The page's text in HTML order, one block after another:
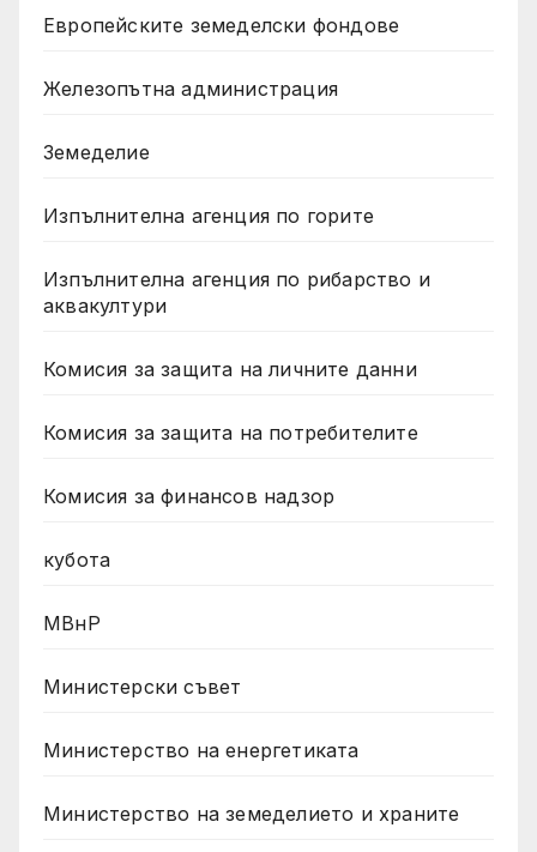
Европейските земеделски фондове
Железопътна администрация
Земеделие
Изпълнителна агенция по горите
Изпълнителна агенция по рибарство и
аквакултури
Комисия за защита на личните данни
Комисия за защита на потребителите
Комисия за финансов надзор
кубота
МВнР
Министерски съвет
Министерство на енергетиката
Министерство на земеделието и храните